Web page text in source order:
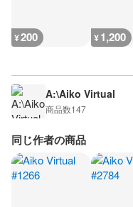
¥200 ¥1,200
A:\Aiko Virtual
商品数147
同じ作者の商品